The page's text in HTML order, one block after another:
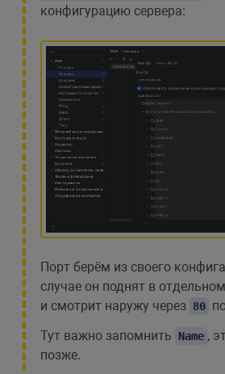
конфигурацию сервера:
Порт берём из своего
случае он поднят в
и смотрит наружу через 80
Тут важно запомнить
Name ,
позже.